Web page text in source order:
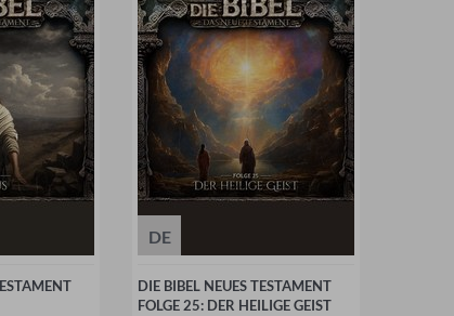
DE
DIE BIBEL NEUES TESTAMENT
FOLGE 25: DER HEILIGE GEIST